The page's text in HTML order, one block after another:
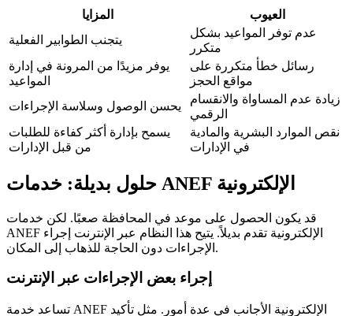
المزايا
العيوب
يتجنب الطوابير الفعلية
عدم توفر المواعيد بشكل
متكرر
يوفر مزيدًا من المرونة في إدارة
المواعيد
رسائل خطأ متكررة على
مواقع الحجز
يحسن الوصول وسلاسة الإجراءات
زيادة عدم المساواة والانقسام
الرقمي
يسمح بإدارة أكثر كفاءة للطلبات
من قبل الإدارات
نقص الموارد البشرية والمادية
في الإدارات
حلول بديلة: خدمات ANEF الإلكترونية
قد يكون الحصول على موعد في المحافظة صعبًا. لكن خدمات
ANEF الإلكترونية تقدم بديلاً. يتيح هذا النظام عبر الإنترنت إجراء
الإجراءات دون الحاجة للذهاب إلى المكان.
إجراء بعض الإجراءات عبر الإنترنت
تساعد خدمة ANEF الإلكترونية الأجانب في عدة أمور. مثل تأكيد